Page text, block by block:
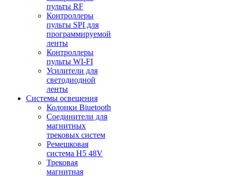
пульты RF
Контроллеры
пульты SPI для
программируемой
ленты
Контроллеры
пульты WI-FI
Усилители для
светодиодной
ленты
Системы освещения
Колонки Biuetooth
Соединители для
магнитных
трековых систем
Ремешковая
система H5 48V
Трековая
магнитная